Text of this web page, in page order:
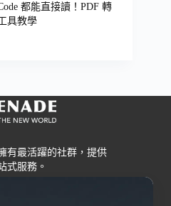
都能直接讀！PDF 轉
具教學
有最活躍的社群，提供
式服務。